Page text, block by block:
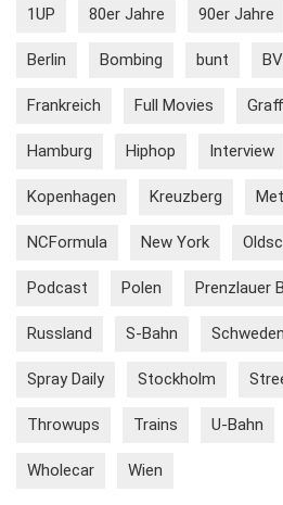
1UP 80er Jahre 90er Jahre
Berlin Bombing bunt
Frankreich Full Movies
Hamburg Hiphop Interview
Kopenhagen Kreuzberg
NCFormula New York
Podcast Polen Prenzlauer
Russland S-Bahn Schweden
Spray Daily Stockholm
Throwups Trains U-Bahn
Wholecar Wien